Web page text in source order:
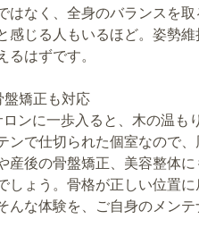
はなく、全身のバランスを
感じる人もいるほど。姿勢
るはずです。
盤矯正も対応
ンに一歩入ると、木の温も
ンで仕切られた個室なので
産後の骨盤矯正、美容整体
しょう。骨格が正しい位置
んな体験を、ご自身のメン